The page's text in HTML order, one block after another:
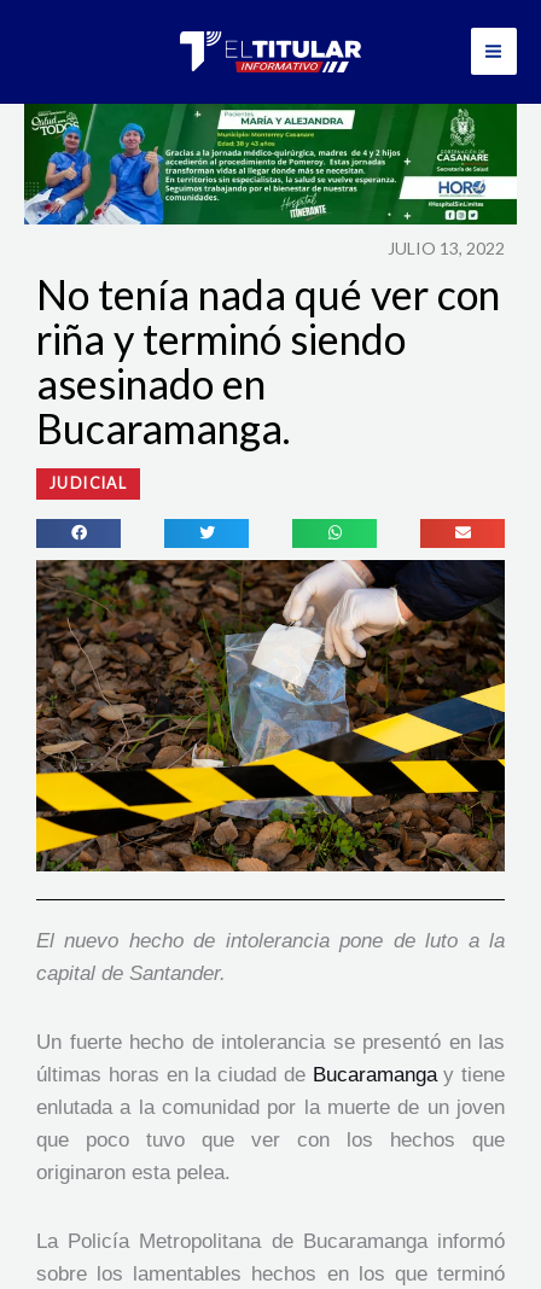
JULIO 13, 2022
No tenía nada qué ver con
riña y terminó siendo
asesinado en
Bucaramanga.
JUDICIAL
El nuevo hecho de intolerancia pone de luto a la
capital de Santander.
Un fuerte hecho de intolerancia se presentó en las
últimas horas en la ciudad de Bucaramangay tiene
enlutada a la comunidad por la muerte de un joven
que poco tuvo que ver con los hechos que
originaron esta pelea.
La Policía Metropolitana de Bucaramanga informó
sobre los lamentables hechos en los que terminó